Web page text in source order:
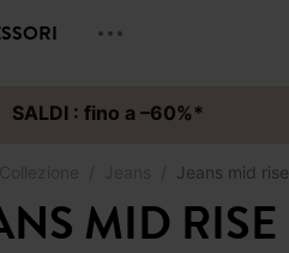
SALDI : fino a –60%*
Jeans mid rise
MID RISE